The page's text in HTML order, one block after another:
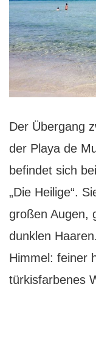
Der Übergang
der Playa de
befindet sich
„Die Heilige“.
großen Augen,
dunklen
Himmel: feiner
türkisfarbenes